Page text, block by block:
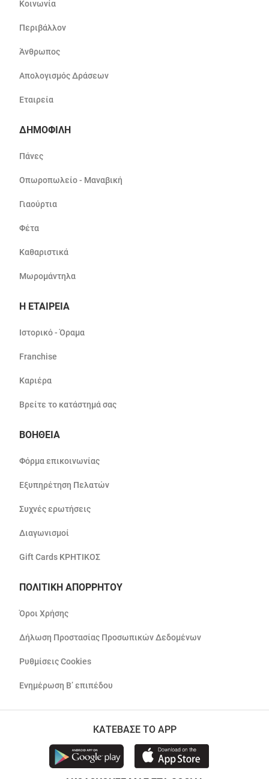
Κοινωνία
Περιβάλλον
Άνθρωπος
Απολογισμός Δράσεων
Εταιρεία
ΔΗΜΟΦΙΛΗ
Πάνες
Οπωροπωλείο - Μαναβική
Γιαούρτια
Φέτα
Καθαριστικά
Μωρομάντηλα
Η ΕΤΑΙΡΕΙΑ
Ιστορικό - Όραμα
Franchise
Καριέρα
Βρείτε το κατάστημά σας
ΒΟΗΘΕΙΑ
Φόρμα επικοινωνίας
Εξυπηρέτηση Πελατών
Συχνές ερωτήσεις
Διαγωνισμοί
Gift Cards ΚΡΗΤΙΚΟΣ
ΠΟΛΙΤΙΚΗ ΑΠΟΡΡΗΤΟΥ
Όροι Χρήσης
Δήλωση Προστασίας Προσωπικών Δεδομένων
Ρυθμίσεις Cookies
Ενημέρωση Β’ επιπέδου
ΚΑΤΕΒΑΣΕ ΤΟ APP